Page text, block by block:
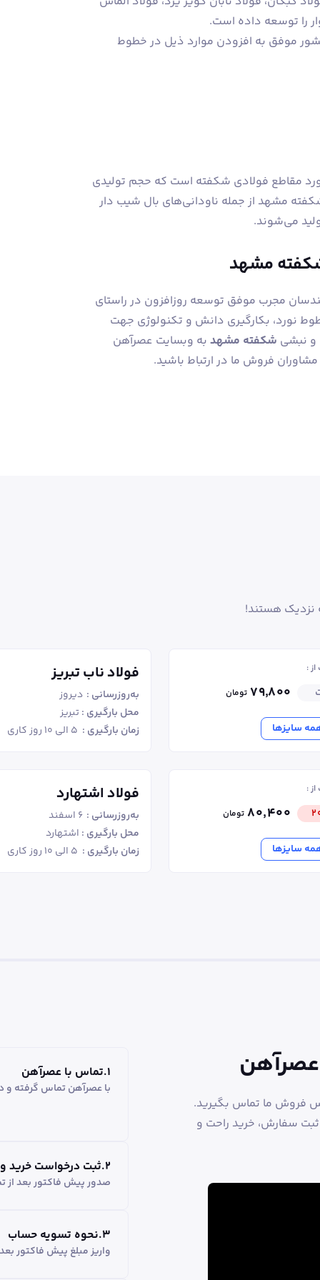
را توسعه داده است.
موفق به افزودن موارد ذیل در خطوط
مقاطع فولادی شکفته است که حجم تولیدی
شکفته مشهد از جمله ناودانی‌های بال شیب دار
مشهد
مجرب موفق توسعه روزافزون در راستای
نورد، بکارگیری دانش و تکنولوژی جهت
و نبشی شکفته مشهد به وبسایت عصرآهن
نزدیک هستند!
:
۷۹٬۸۰۰ تومان
سایزها
فولاد ناب تبریز
به‌روزرسانی : دیروز
محل بارگیری :تبریز
زمان بارگیری : ۵ الی ۱۰ روز کاری
:
۸۰٬۴۰۰ تومان
سایزها
فولاد اشتهارد
به‌روزرسانی : ۶ اسفند
محل بارگیری : اشتهارد
زمان بارگیری : ۵ الی ۱۰ روز کاری
فروش ما تماس بگیرید.
سفارش، خرید راحت و
1
.تماس با عصرآهن
با عصرآهن تماس گرفته و
2
.ثبت درخواست خرید
صدور پیش فاکتور بعد از
3
.نحوه تسویه حساب
واریز مبلغ پیش فاکتور